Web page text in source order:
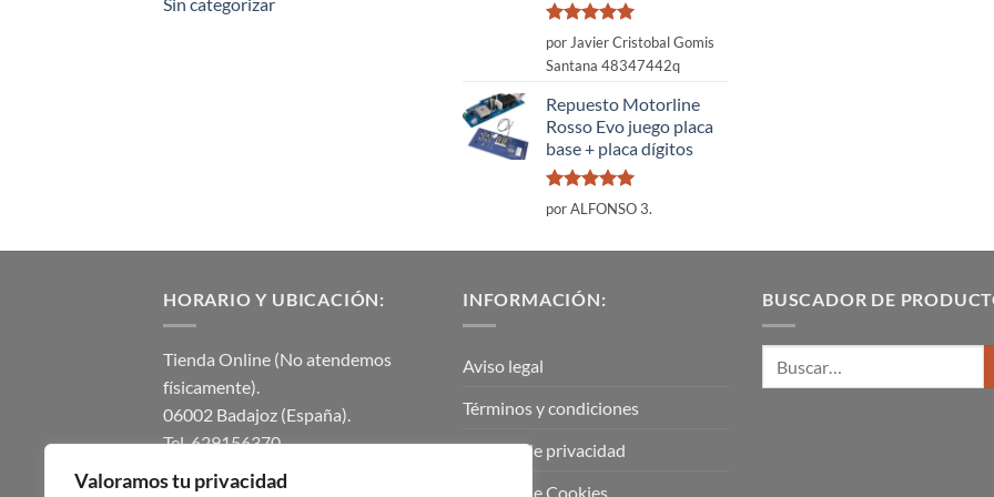
Valoramos tu privacidad
Sin categorizar
Valorado
con
por Javier Cristobal Gomis
Santana 48347442q
Repuesto Motorline
Rosso Evo juego placa
base + placa dígitos
Valorado
con
por ALFONSO 3.
HORARIO Y UBICACIÓN:
Tienda Online (No atendemos
físicamente).
06002 Badajoz (España).
Tel. 629156370.
instalmaticsur@gmail.com.
INFORMACIÓN:
Aviso legal
Términos y condiciones
Política de privacidad
Política de Cookies
BUSCADOR DE